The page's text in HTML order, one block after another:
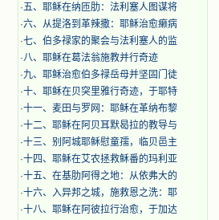
·五、耶稣在纳匝肋：法利塞人图谋将
·六、从提洛到革辣撒：耶稣治愈癞病
·七、伯多禄家的聚会与法利塞人的监
·八、耶稣在葛法翁施教并行奇迹
·九、耶稣治愈伯多禄岳母并坚固门徒
·十、耶稣在贝突里雅行奇迹，于耶特
·十一、麦田与罗网：耶稣在革纳布黎
·十二、耶稣在阿贝耳默曷拉的教导与
·十三、别阿城耶稣慰童孺，临贝邑主
·十四、耶稣在艾农拯救稣番的玛利亚
·十五、在基肋阿得之地：从依弗大的
·十六、入异邦之城，施救恩之洗：耶
·十八、耶稣在阿彼拉行治愈，于加达